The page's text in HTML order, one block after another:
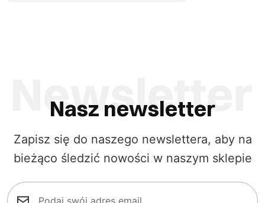
Nasz newsletter
Zapisz się do naszego newslettera, aby na
bieżąco śledzić nowości w naszym sklepie